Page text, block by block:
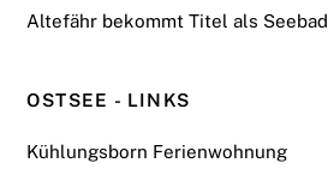
Altefähr bekommt Titel als Seebad
OSTSEE - LINKS
Kühlungsborn Ferienwohnung